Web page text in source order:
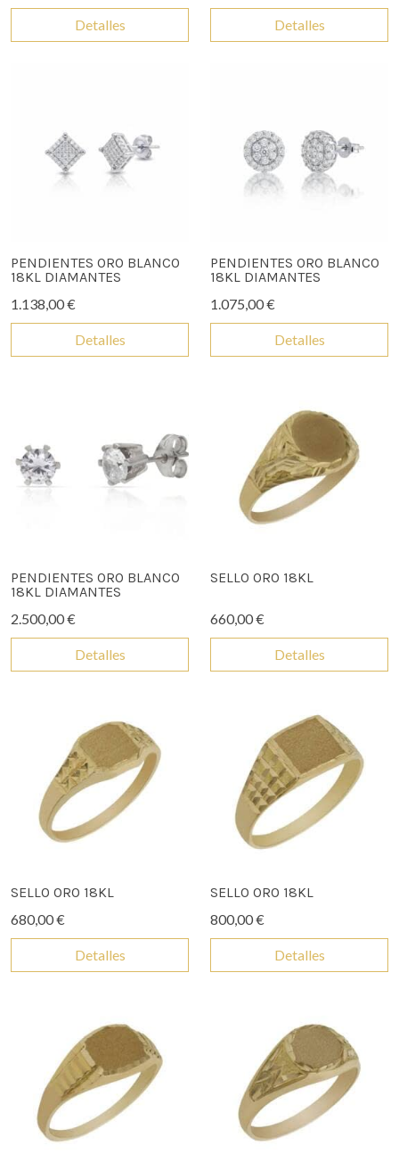
Detalles Detalles
PENDIENTES ORO BLANCO
18KL DIAMANTES
1.138,00 €
Detalles
PENDIENTES ORO BLANCO
18KL DIAMANTES
1.075,00 €
Detalles
PENDIENTES ORO BLANCO
18KL DIAMANTES
2.500,00 €
Detalles
SELLO ORO 18KL
660,00 €
Detalles
SELLO ORO 18KL
680,00 €
Detalles
SELLO ORO 18KL
800,00 €
Detalles